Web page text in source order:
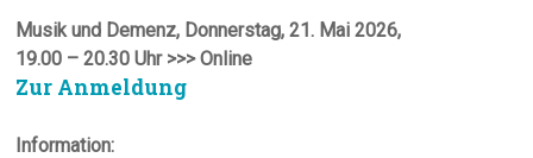
Musik und Demenz, Donnerstag, 21. Mai 2026,
19.00 – 20.30 Uhr >>> Online
Zur Anmeldung
Information: